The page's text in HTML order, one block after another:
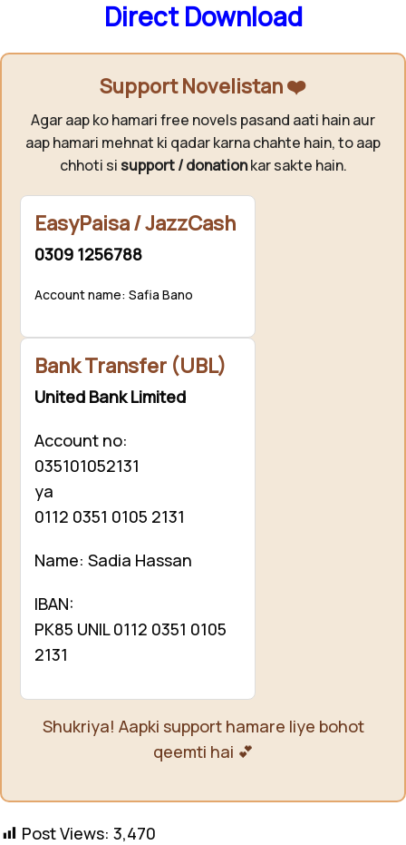
Direct Download
Support Novelistan ❤️
Agar aap ko hamari free novels pasand aati hain aur
aap hamari mehnat ki qadar karna chahte hain, to aap
chhoti si support / donationkar sakte hain.
EasyPaisa / JazzCash
0309 1256788
Account name: Safia Bano
Bank Transfer (UBL)
United Bank Limited
Account no:
035101052131
ya
0112 0351 0105 2131
Name: Sadia Hassan
IBAN:
PK85 UNIL 0112 0351 0105
2131
Shukriya! Aapki support hamare liye bohot
qeemti hai 💕
Post Views: 3,470